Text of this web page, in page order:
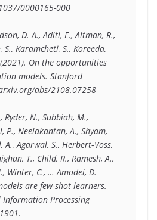
0000165-000
D. A., Aditi, E., Altman, R.,
S., Karamcheti, S., Koreeda,
On the opportunities
models. Stanford
abs/2108.07258
Ryder, N., Subbiah, M.,
P., Neelakantan, A., Shyam,
A., Agarwal, S., Herbert‑Voss,
T., Child, R., Ramesh, A.,
Winter, C., … Amodei, D.
are few-shot learners.
Information Processing